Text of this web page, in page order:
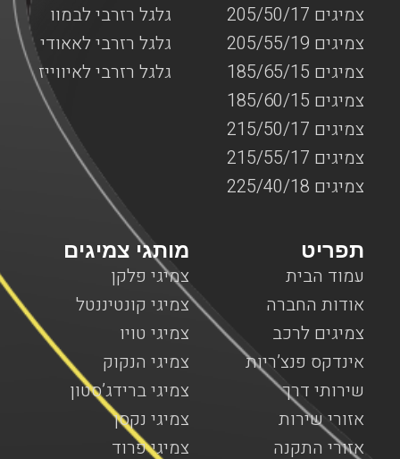
גלגל רזרבי לבמוו
גלגל רזרבי לאאודי
גלגל רזרבי לאיווייז
צמיגים 205/50/17
צמיגים 205/55/19
צמיגים 185/65/15
צמיגים 185/60/15
צמיגים 215/50/17
צמיגים 215/55/17
צמיגים 225/40/18
מותגי צמיגים
צמיגי פלקן
צמיגי קונטיננטל
צמיגי טויו
צמיגי הנקוק
צמיגי ברידג’סטון
צמיגי נקסן
צמיגי פרוד
תפריט
עמוד הבית
אודות החברה
צמיגים לרכב
אינדקס פנצ’ריות
שירותי דרך
אזורי שירות
אזורי התקנה